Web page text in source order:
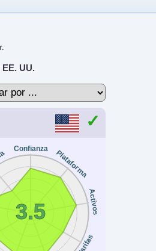
UU.
Confianza Plataforma
Activos
Tarifas
3.5